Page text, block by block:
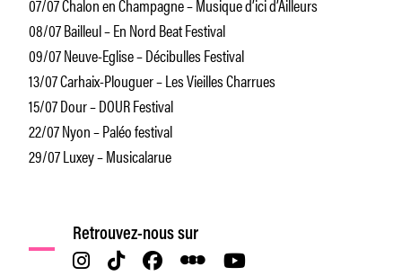
08/07 Bailleul – En Nord Beat Festival
09/07 Neuve-Eglise – Décibulles Festival
13/07 Carhaix-Plouguer – Les Vieilles Charrues
15/07 Dour – DOUR Festival
22/07 Nyon – Paléo festival
29/07 Luxey – Musicalarue
Retrouvez-nous sur